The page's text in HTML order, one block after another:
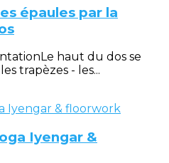
épaules par la
haut du dos se
trapèzes - les...
Iyengar &